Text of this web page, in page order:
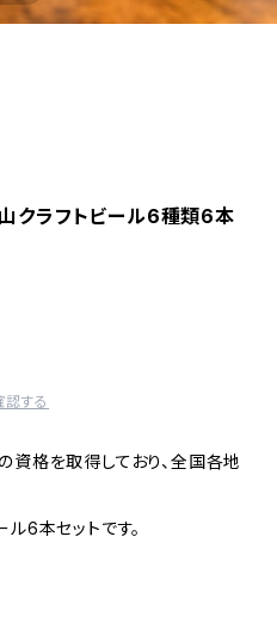
山クラフトビール6種類6本
する
資格を取得しており、全国各地
6本セットです。